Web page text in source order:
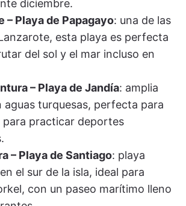
diciembre.
– Playa de Papagayo: una de las
esta playa es perfecta
del sol y el mar incluso en
– Playa de Jandía: amplia
aguas turquesas, perfecta para
para practicar deportes
– Playa de Santiago: playa
el sur de la isla, ideal para
con un paseo marítimo lleno